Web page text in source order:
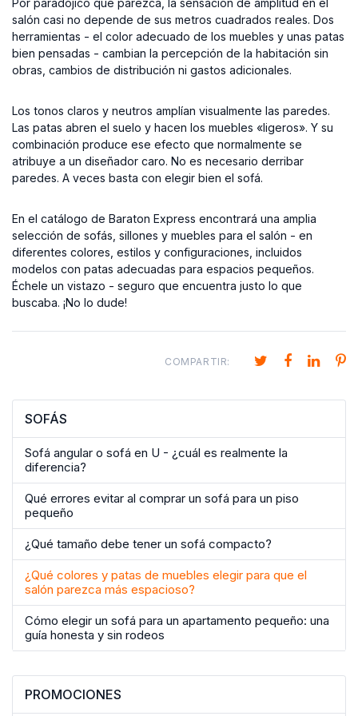
Por paradójico que parezca, la sensación de amplitud en el
salón casi no depende de sus metros cuadrados reales. Dos
herramientas - el color adecuado de los muebles y unas patas
bien pensadas - cambian la percepción de la habitación sin
obras, cambios de distribución ni gastos adicionales.
Los tonos claros y neutros amplían visualmente las paredes.
Las patas abren el suelo y hacen los muebles «ligeros». Y su
combinación produce ese efecto que normalmente se
atribuye a un diseñador caro. No es necesario derribar
paredes. A veces basta con elegir bien el sofá.
En el catálogo de Baraton Express encontrará una amplia
selección de sofás, sillones y muebles para el salón - en
diferentes colores, estilos y configuraciones, incluidos
modelos con patas adecuadas para espacios pequeños.
Échele un vistazo - seguro que encuentra justo lo que
buscaba. ¡No lo dude!
COMPARTIR:
SOFÁS
Sofá angular o sofá en U - ¿cuál es realmente la
diferencia?
Qué errores evitar al comprar un sofá para un piso
pequeño
¿Qué tamaño debe tener un sofá compacto?
¿Qué colores y patas de muebles elegir para que el
salón parezca más espacioso?
Cómo elegir un sofá para un apartamento pequeño: una
guía honesta y sin rodeos
PROMOCIONES